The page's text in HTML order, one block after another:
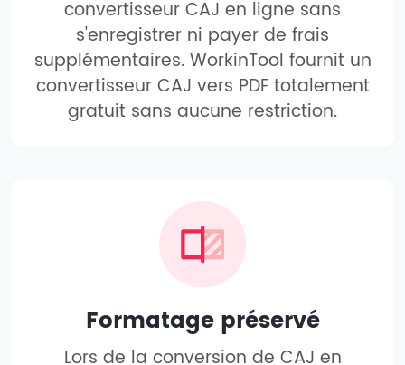
convertisseur CAJ en ligne sans
s'enregistrer ni payer de frais
supplémentaires. WorkinTool fournit un
convertisseur CAJ vers PDF totalement
gratuit sans aucune restriction.
Formatage préservé
Lors de la conversion de CAJ en